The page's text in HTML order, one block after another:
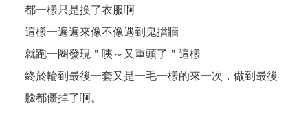
都一樣只是換了衣服啊
這樣一遍遍來像不像遇到鬼擋牆
就跑一圈發現＂咦～又重頭了＂這樣
終於輪到最後一套又是一毛一樣的來一次，做到最後
臉都僵掉了啊。